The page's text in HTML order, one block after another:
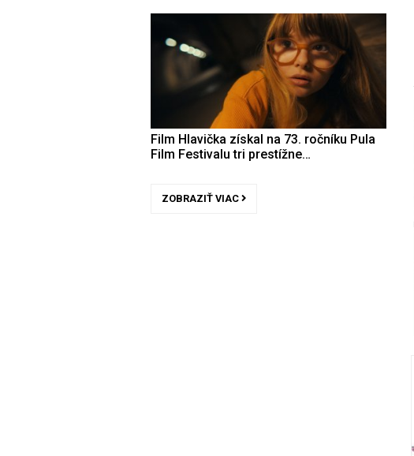
Film Hlavička získal na 73. ročníku Pula
Film Festivalu tri prestížne…
ZOBRAZIŤ VIAC